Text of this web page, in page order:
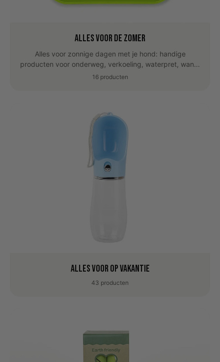
Alles voor de zomer
Alles voor zonnige dagen met je hond: handige
producten voor onderweg, verkoeling, waterpret, wan...
16 producten
Alles voor op vakantie
43 producten